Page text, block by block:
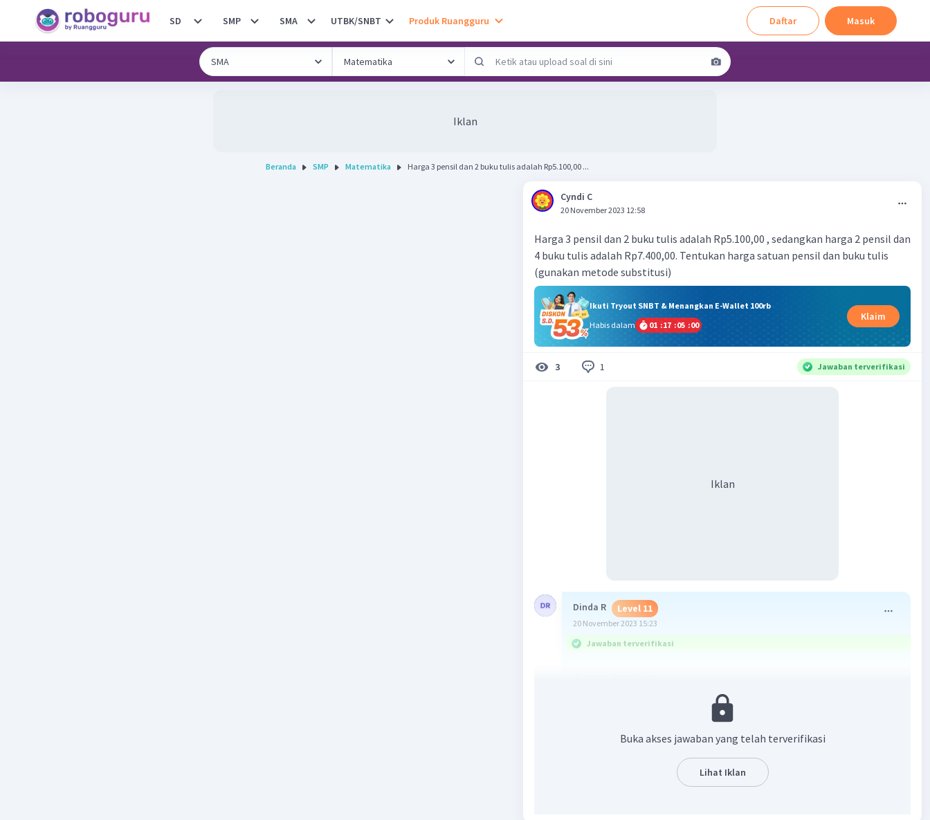
SD SMP SMA UTBK/SNBT Produk Ruangguru Daftar Masuk
Iklan
Beranda SMP Matematika Harga 3 pensil dan 2 buku tulis adalah Rp5.100,00 ...
Cyndi C
20 November 2023 12:58
Harga 3 pensil dan 2 buku tulis adalah Rp5.100,00 , sedangkan harga 2 pensil dan
4 buku tulis adalah Rp7.400,00. Tentukan harga satuan pensil dan buku tulis
(gunakan metode substitusi)
Ikuti Tryout SNBT & Menangkan E-Wallet 100rb
Habis dalam
01 :17 :05 :00
Klaim
3 1 Jawaban terverifikasi
Iklan
Dinda R Level 11
20 November 2023 15:23
Jawaban terverifikasi
--> 1 pensil + 1 buku tulis = 1P + 1B
maka harga sebuah pensil dan buku adalah Rp2.200
Buka akses jawaban yang telah terverifikasi
Lihat Iklan